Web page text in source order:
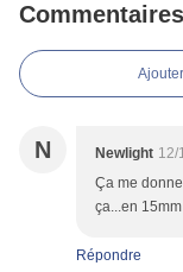
Commentaires
N Newlight 12/
Ça me
ça...en
Répondre